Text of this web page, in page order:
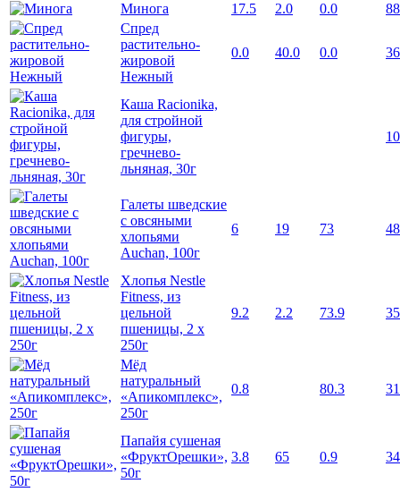
Минога 17.5 2.0 0.0
88
Спред
растительно-
жировой
Нежный
0.0 40.0 0.0
Каша Racionika,
для стройной
фигуры,
гречнево-
льняная, 30г
Галеты шведские
с овсяными
хлопьями
Auchan, 100г
6 19 73
Хлопья Nestle
Fitness, из
цельной
пшеницы, 2 х
250г
9.2 2.2 73.9
Мёд
натуральный
«Апикомплекс»,
250г
0.8 80.3
Папайя сушеная
«ФруктОрешки»,
50г
3.8 65 0.9